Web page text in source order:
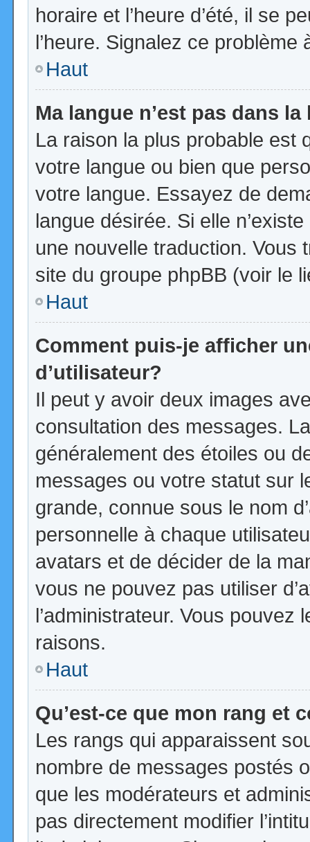
horaire et l’heure d’été, il se
l’heure. Signalez ce problème
Haut
Ma langue n’est pas dans la
La raison la plus probable est
votre langue ou bien que
votre langue. Essayez de
langue désirée. Si elle
une nouvelle traduction. Vous
site du groupe phpBB (voir le
Haut
Comment puis-je afficher
d’utilisateur?
Il peut y avoir deux images
consultation des messages.
généralement des étoiles ou
messages ou votre statut sur
grande, connue sous le nom
personnelle à chaque
avatars et de décider de la
vous ne pouvez pas utiliser
l’administrateur. Vous
raisons.
Haut
Qu’est-ce que mon rang et
Les rangs qui apparaissent
nombre de messages postés
que les modérateurs et
pas directement modifier